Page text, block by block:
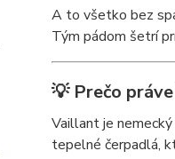
A to všetko bez
Tým pádom šetrí
💡 Prečo
Vaillant je
tepelné čerpadlá,